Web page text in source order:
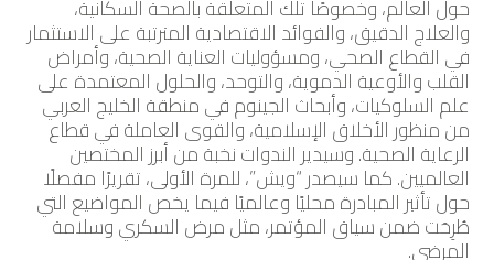
حول العالم، وخصوصًا تلك المتعلقة بالصحة السكانية،
والعلاج الدقيق، والفوائد الاقتصادية المترتبة على الاستثمار
في القطاع الصحي، ومسؤوليات العناية الصحية، وأمراض
القلب والأوعية الدموية، والتوحد، والحلول المعتمدة على
علم السلوكيات، وأبحاث الجينوم في منطقة الخليج العربي
من منظور الأخلاق الإسلامية، والقوى العاملة في قطاع
الرعاية الصحية. وسيدير الندوات نخبة من أبرز المختصين
العالميين. كما سيصدر “ويش”، للمرة الأولى، تقريرًا مفصلًا
حول تأثير المبادرة محليًا وعالميًا فيما يخص المواضيع التي
طُرِحَت ضمن سياق المؤتمر، مثل مرض السكري وسلامة
المرضى.